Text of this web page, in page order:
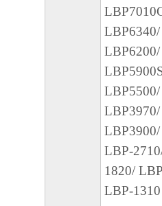
(1) お客様は、再
くは貸与その他
ア」を使用させ
(2) お客様は、「
正、改変、逆コ
エンジニアリン
このような行為
３．著作権表示
LBP-
1820/
LBP-1310